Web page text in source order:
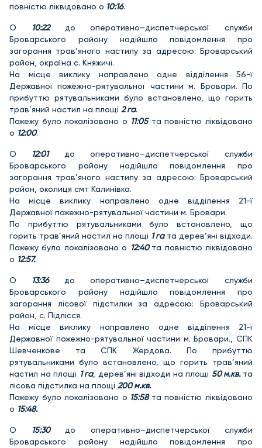
повністю ліквідовано о 10:16.
О 10:22до оперативно–диспетчерської служби
Броварського району надійшло повідомлення про
загорання трав’яного настилу за адресою: Броварський
район, окраїна с. Княжичі.
На місце виклику направлено одне відділення 56-ї
Державної пожежно-рятувальної частини м. Бровари. По
прибуттю рятувальниками було встановлено, що горить
трав’яний настил на площі 2 га.
Пожежу було локалізовано о 11:05та повністю ліквідовано
о 12:00.
О 12:01до оперативно–диспетчерської служби
Броварського району надійшло повідомлення про
загорання трав’яного настилу за адресою: Броварський
район, околиця смт Калинівка.
На місце виклику направлено одне відділення 21-ї
Державної пожежно-рятувальної частини м. Бровари.
По прибуттю рятувальниками було встановлено, що
горить трав’яний настил на площі 1 гата дерев’яні відходи.
Пожежу було локалізовано о 12:40та повністю ліквідовано
о 12:57.
О 13:36до оперативно–диспетчерської служби
Броварського району надійшло повідомлення про
загорання лісової підстилки за адресою: Броварський
район, с. Підлісся.
На місце виклику направлено одне відділення 21-ї
Державної пожежно-рятувальної частини м. Бровари., СПК
Шевченкове та СПК Жердова. По прибуттю
рятувальниками було встановлено, що горить трав’яний
настил на площі 1 га, дерев’яні відходи на площі 50 м.кв. та
лісова підстилка на площі 200 м.кв.
Пожежу було локалізовано о 15:58 та повністю ліквідовано
о 15:48.
О 15:30до оперативно–диспетчерської служби
Броварського району надійшло повідомлення про